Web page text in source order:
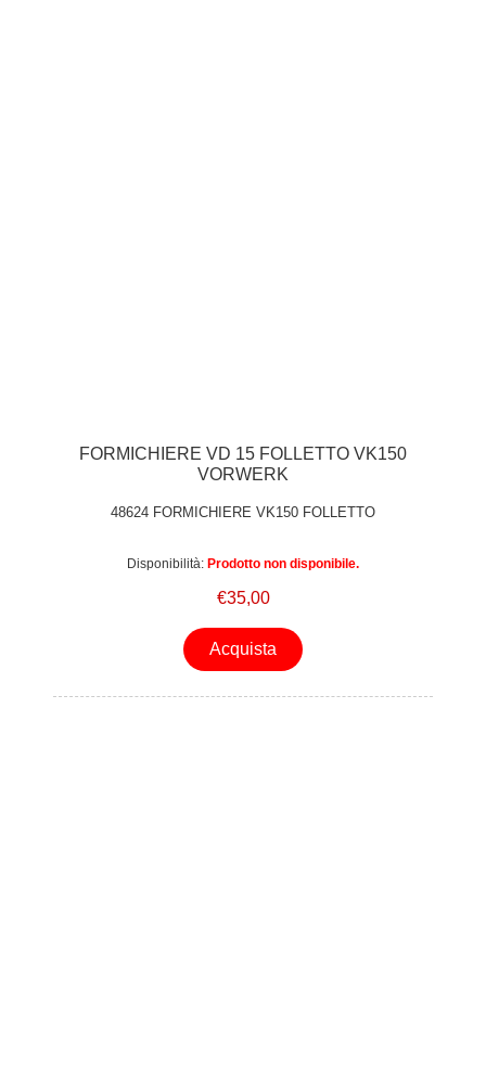
FORMICHIERE VD 15 FOLLETTO VK150
VORWERK
48624 FORMICHIERE VK150 FOLLETTO
Disponibilità: Prodotto non disponibile.
€35,00
Acquista